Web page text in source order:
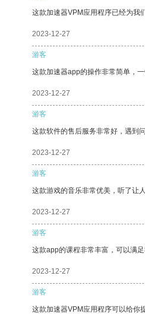
这款加速器VPM应用程序已经为我
2023-12-27
游客
这款加速器app的操作非常简单，
2023-12-27
游客
这款软件的售后服务非常好，遇到
2023-12-27
游客
这款游戏的音乐非常优美，听了让人
2023-12-27
游客
这款app的课程非常丰富，可以满
2023-12-27
游客
这款加速器VPM应用程序可以给你